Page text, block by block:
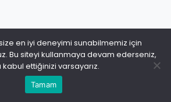
en iyi deneyimi sunabilmemiz için
Bu siteyi kullanmaya devam ederseniz,
kabul ettiğinizi varsayarız.
Tamam